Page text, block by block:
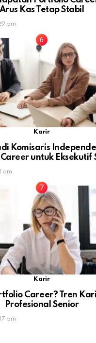
Arus Kas Tetap Stabil
pm
Karir
Komisaris
untuk Eksekutif
am
Karir
Career? Tren
Profesional Senior
pm